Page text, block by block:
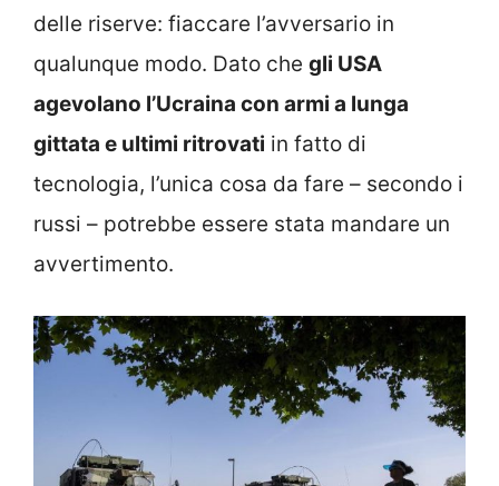
delle riserve: fiaccare l’avversario in
qualunque modo. Dato che gli USA
agevolano l’Ucraina con armi a lunga
gittata e ultimi ritrovati in fatto di
tecnologia, l’unica cosa da fare – secondo i
russi – potrebbe essere stata mandare un
avvertimento.